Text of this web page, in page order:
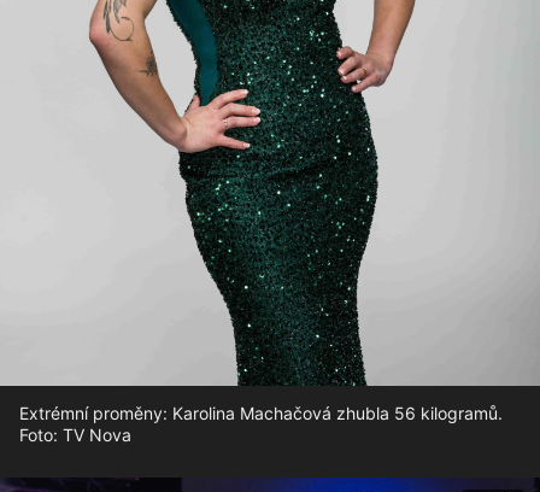
Extrémní proměny: Karolina Machačová zhubla 56 kilogramů.
Foto: TV Nova